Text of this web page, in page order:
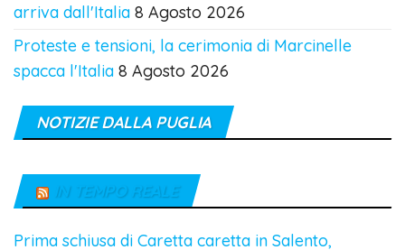
arriva dall'Italia 8 Agosto 2026
Proteste e tensioni, la cerimonia di Marcinelle
spacca l'Italia 8 Agosto 2026
NOTIZIE DALLA PUGLIA
IN TEMPO REALE
Prima schiusa di Caretta caretta in Salento,